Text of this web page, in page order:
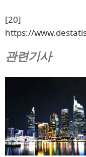
[20]
https://
관련기사